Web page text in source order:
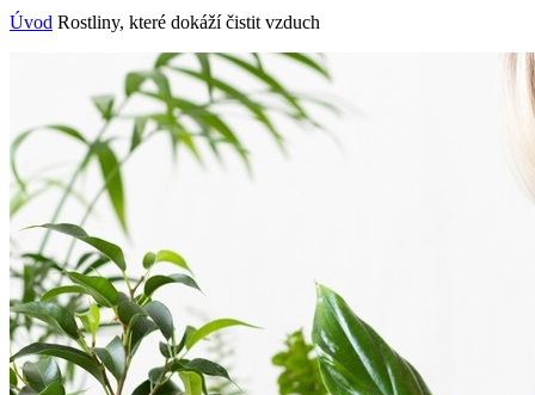
Úvod Rostliny, které dokáží čistit vzduch